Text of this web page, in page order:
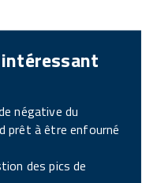
négative du
prêt à être enfourné
des pics de